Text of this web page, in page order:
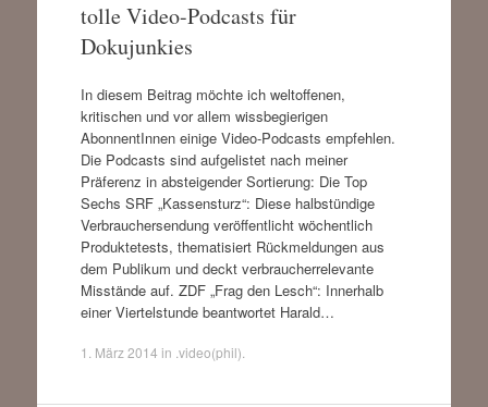
tolle Video-Podcasts für
Dokujunkies
In diesem Beitrag möchte ich weltoffenen,
kritischen und vor allem wissbegierigen
AbonnentInnen einige Video-Podcasts empfehlen.
Die Podcasts sind aufgelistet nach meiner
Präferenz in absteigender Sortierung: Die Top
Sechs SRF „Kassensturz“: Diese halbstündige
Verbrauchersendung veröffentlicht wöchentlich
Produktetests, thematisiert Rückmeldungen aus
dem Publikum und deckt verbraucherrelevante
Misstände auf. ZDF „Frag den Lesch“: Innerhalb
einer Viertelstunde beantwortet Harald…
1. März 2014 in .video(phil)